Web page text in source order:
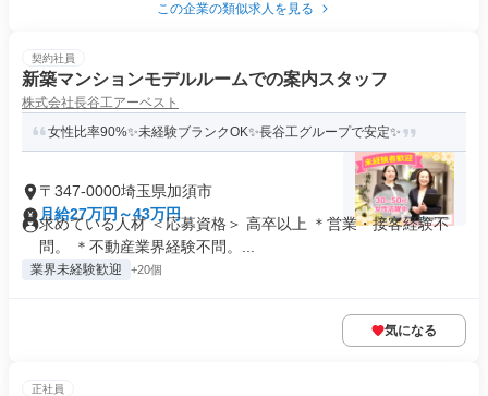
この企業の類似求人を見る
契約社員
新築マンションモデルルームでの案内スタッフ
株式会社長谷工アーベスト
女性比率90%✨未経験ブランクOK✨長谷工グループで安定✨
〒347-0000埼玉県加須市
月給27万円～43万円
求めている人材 ＜応募資格＞ 高卒以上 ＊営業・接客経験不
問。 ＊不動産業界経験不問。...
業界未経験歓迎 +20個
気になる
正社員